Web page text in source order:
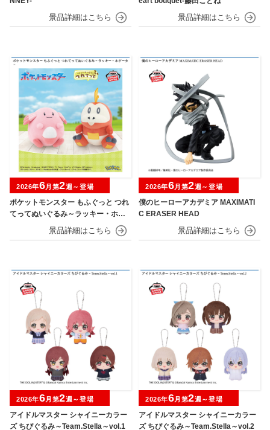
ポケットモンスター もふぐっと つれ
てってぬいぐるみ～ラッキー・ホゲ
2026年6月第2週～登場
僕のヒーローアカデミア MAXIMATI
C ERASER HEAD
2026年6月第2週～登場
アイドルマスター シャイニーカラー
ズ ちびぐるみ～Team.Stella～vol.1
2026年6月第2週～登場
アイドルマスター シャイニーカラー
ズ ちびぐるみ～Team.Stella～vol.2
2026年6月第2週～登場